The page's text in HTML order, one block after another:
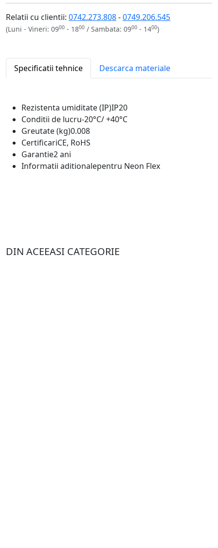
Relatii cu clientii: 0742.273.808-0749.206.545
(Luni - Vineri: 0900 - 1800 / Sambata: 0900 - 1400)
Specificatii tehnice Descarca materiale
Rezistenta umiditate (IP)IP20
Conditii de lucru-20°C/ +40°C
Greutate (kg)0.008
CertificariCE, RoHS
Garantie2 ani
Informatii aditionalepentru Neon Flex
DIN ACEEASI CATEGORIE